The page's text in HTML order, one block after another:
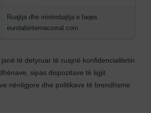
Ruajtja dhe mirëmbajtja e faqes
eurolabinternacional.com
të detyruar të ruajnë konfidencialitetin
sipas dispozitave të ligjit
nënligjore dhe politikave të brendhsme